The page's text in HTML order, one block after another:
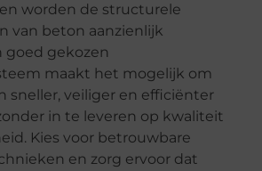
worden de structurele
van beton aanzienlijk
goed gekozen
maakt het mogelijk om
sneller, veiliger en efficiënter
in te leveren op kwaliteit
Kies voor betrouwbare
en zorg ervoor dat